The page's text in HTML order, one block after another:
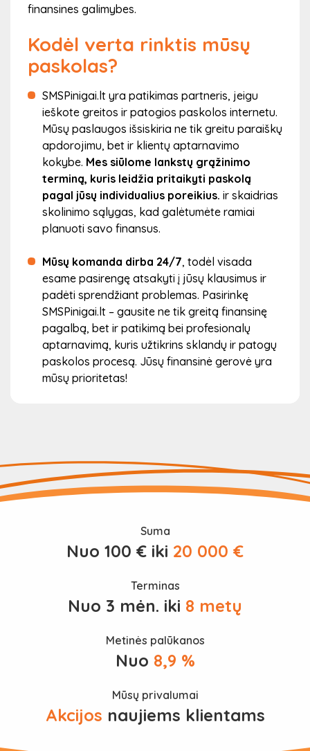
finansines galimybes.
Kodėl verta rinktis mūsų
paskolas?
SMSPinigai.lt yra patikimas partneris, jeigu
ieškote greitos ir patogios paskolos internetu.
Mūsų paslaugos išsiskiria ne tik greitu paraiškų
apdorojimu, bet ir klientų aptarnavimo
kokybe. Mes siūlome lankstų grąžinimo
terminą, kuris leidžia pritaikyti paskolą
pagal jūsų individualius poreikius. ir skaidrias
skolinimo sąlygas, kad galėtumėte ramiai
planuoti savo finansus.
Mūsų komanda dirba 24/7, todėl visada
esame pasirengę atsakyti į jūsų klausimus ir
padėti sprendžiant problemas. Pasirinkę
SMSPinigai.lt – gausite ne tik greitą finansinę
pagalbą, bet ir patikimą bei profesionalų
aptarnavimą, kuris užtikrins sklandų ir patogų
paskolos procesą. Jūsų finansinė gerovė yra
mūsų prioritetas!
Suma
Nuo 100 € iki 20 000 €
Terminas
Nuo 3 mėn. iki 8 metų
Metinės palūkanos
Nuo 8,9 %
Mūsų privalumai
Akcijos naujiems klientams